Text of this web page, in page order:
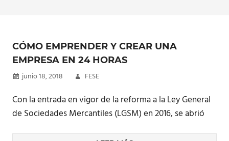
CÓMO EMPRENDER Y CREAR UNA
EMPRESA EN 24 HORAS
junio 18, 2018 FESE
Con la entrada en vigor de la reforma a la Ley General
de Sociedades Mercantiles (LGSM) en 2016, se abrió